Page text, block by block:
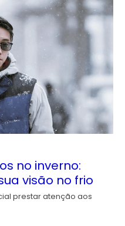
no inverno:
visão no frio
prestar atenção aos